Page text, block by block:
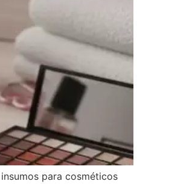
para cosméticos